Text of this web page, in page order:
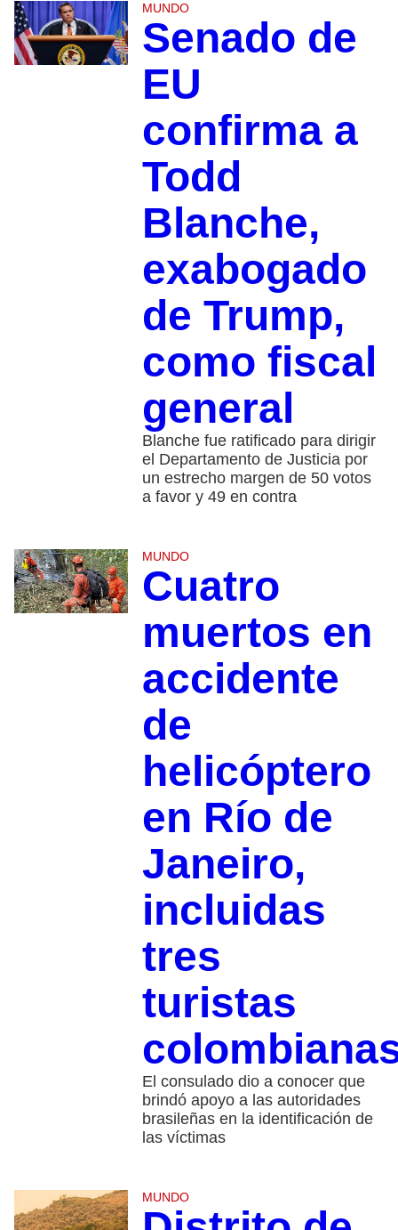
MUNDO
Senado de
EU
confirma a
Todd
Blanche,
exabogado
de Trump,
como fiscal
general
Blanche fue ratificado para dirigir
el Departamento de Justicia por
un estrecho margen de 50 votos
a favor y 49 en contra
MUNDO
Cuatro
muertos en
accidente
de
helicóptero
en Río de
Janeiro,
incluidas
tres
turistas
El consulado dio a conocer que
brindó apoyo a las autoridades
brasileñas en la identificación de
las víctimas
MUNDO